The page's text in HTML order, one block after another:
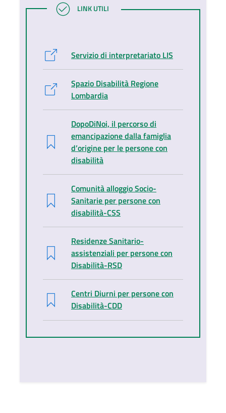
LINK UTILI
LINK UTILI
Servizio di interpretariato LIS
Spazio Disabilità Regione
Lombardia
DopoDiNoi, il percorso di
emancipazione dalla famiglia
d’origine per le persone con
disabilità
Comunità alloggio Socio-
Sanitarie per persone con
disabilità-CSS
Residenze Sanitario-
assistenziali per persone con
Disabilità-RSD
Centri Diurni per persone con
Disabilità-CDD